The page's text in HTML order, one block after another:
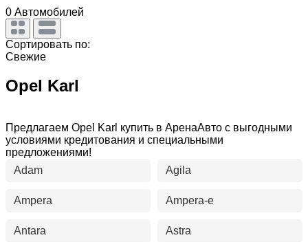
0 Автомобилей
Сортировать по:
Свежие
Opel Karl
Предлагаем Opel Karl купить в АренаАвто с выгодными
условиями кредитования и специальными
предложениями!
Adam
Agila
Ampera Ampera-e
Antara Astra